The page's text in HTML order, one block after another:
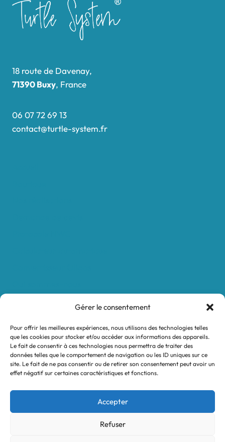
Gérer le consentement
Pour offrir les meilleures expériences, nous utilisons des technologies telles
que les cookies pour stocker et/ou accéder aux informations des appareils.
Le fait de consentir à ces technologies nous permettra de traiter des
données telles que le comportement de navigation ou les ID uniques sur ce
site. Le fait de ne pas consentir ou de retirer son consentement peut avoir un
effet négatif sur certaines caractéristiques et fonctions.
Accepter
Refuser
18 route de Davenay,
71390 Buxy, France
06 07 72 69 13
contact@turtle-system.fr
Nos revendeurs
Mon compte
Conditions générales de vente